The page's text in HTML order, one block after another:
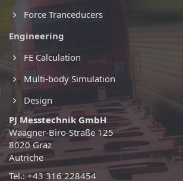
Force Tranceducers
Engineering
FE Calculation
Multi-body Simulation
Design
PJ Messtechnik GmbH
Waagner-Biro-Straße 125
8020 Graz
Autriche
Tel.: +43 316 228454